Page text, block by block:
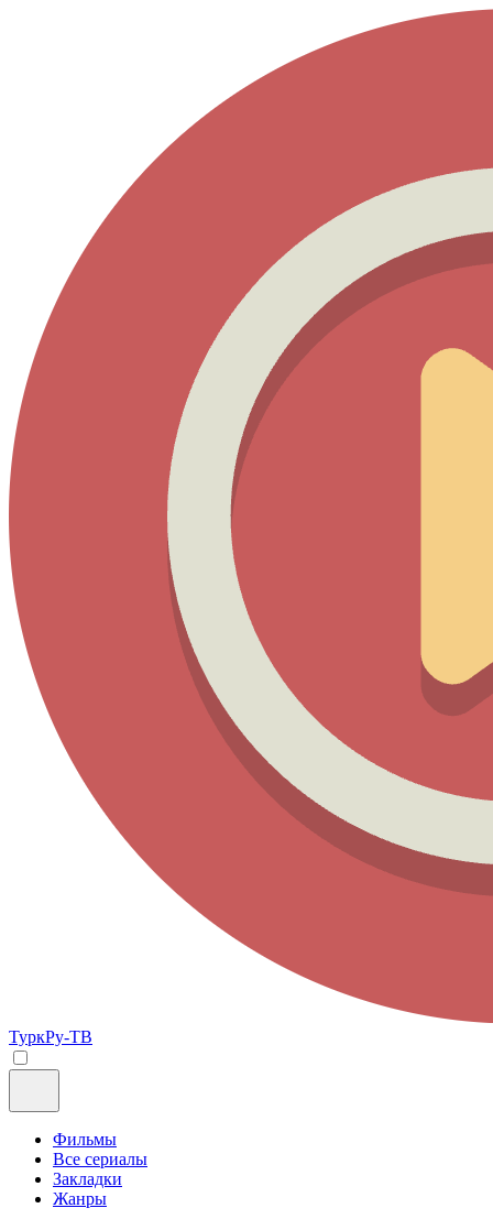
ТуркРу-ТВ
Фильмы
Все сериалы
Закладки
Жанры